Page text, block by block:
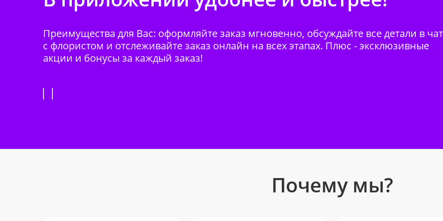
Преимущества для Вас: оформляйте заказ мгновенно, обсуждайте все детали в
с флористом и отслеживайте заказ онлайн на всех этапах. Плюс - эксклюзивные
акции и бонусы за каждый заказ!
Почему мы?